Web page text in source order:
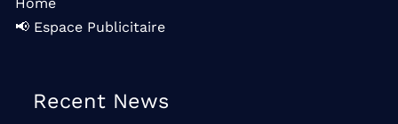
📢 Espace Publicitaire
Recent News